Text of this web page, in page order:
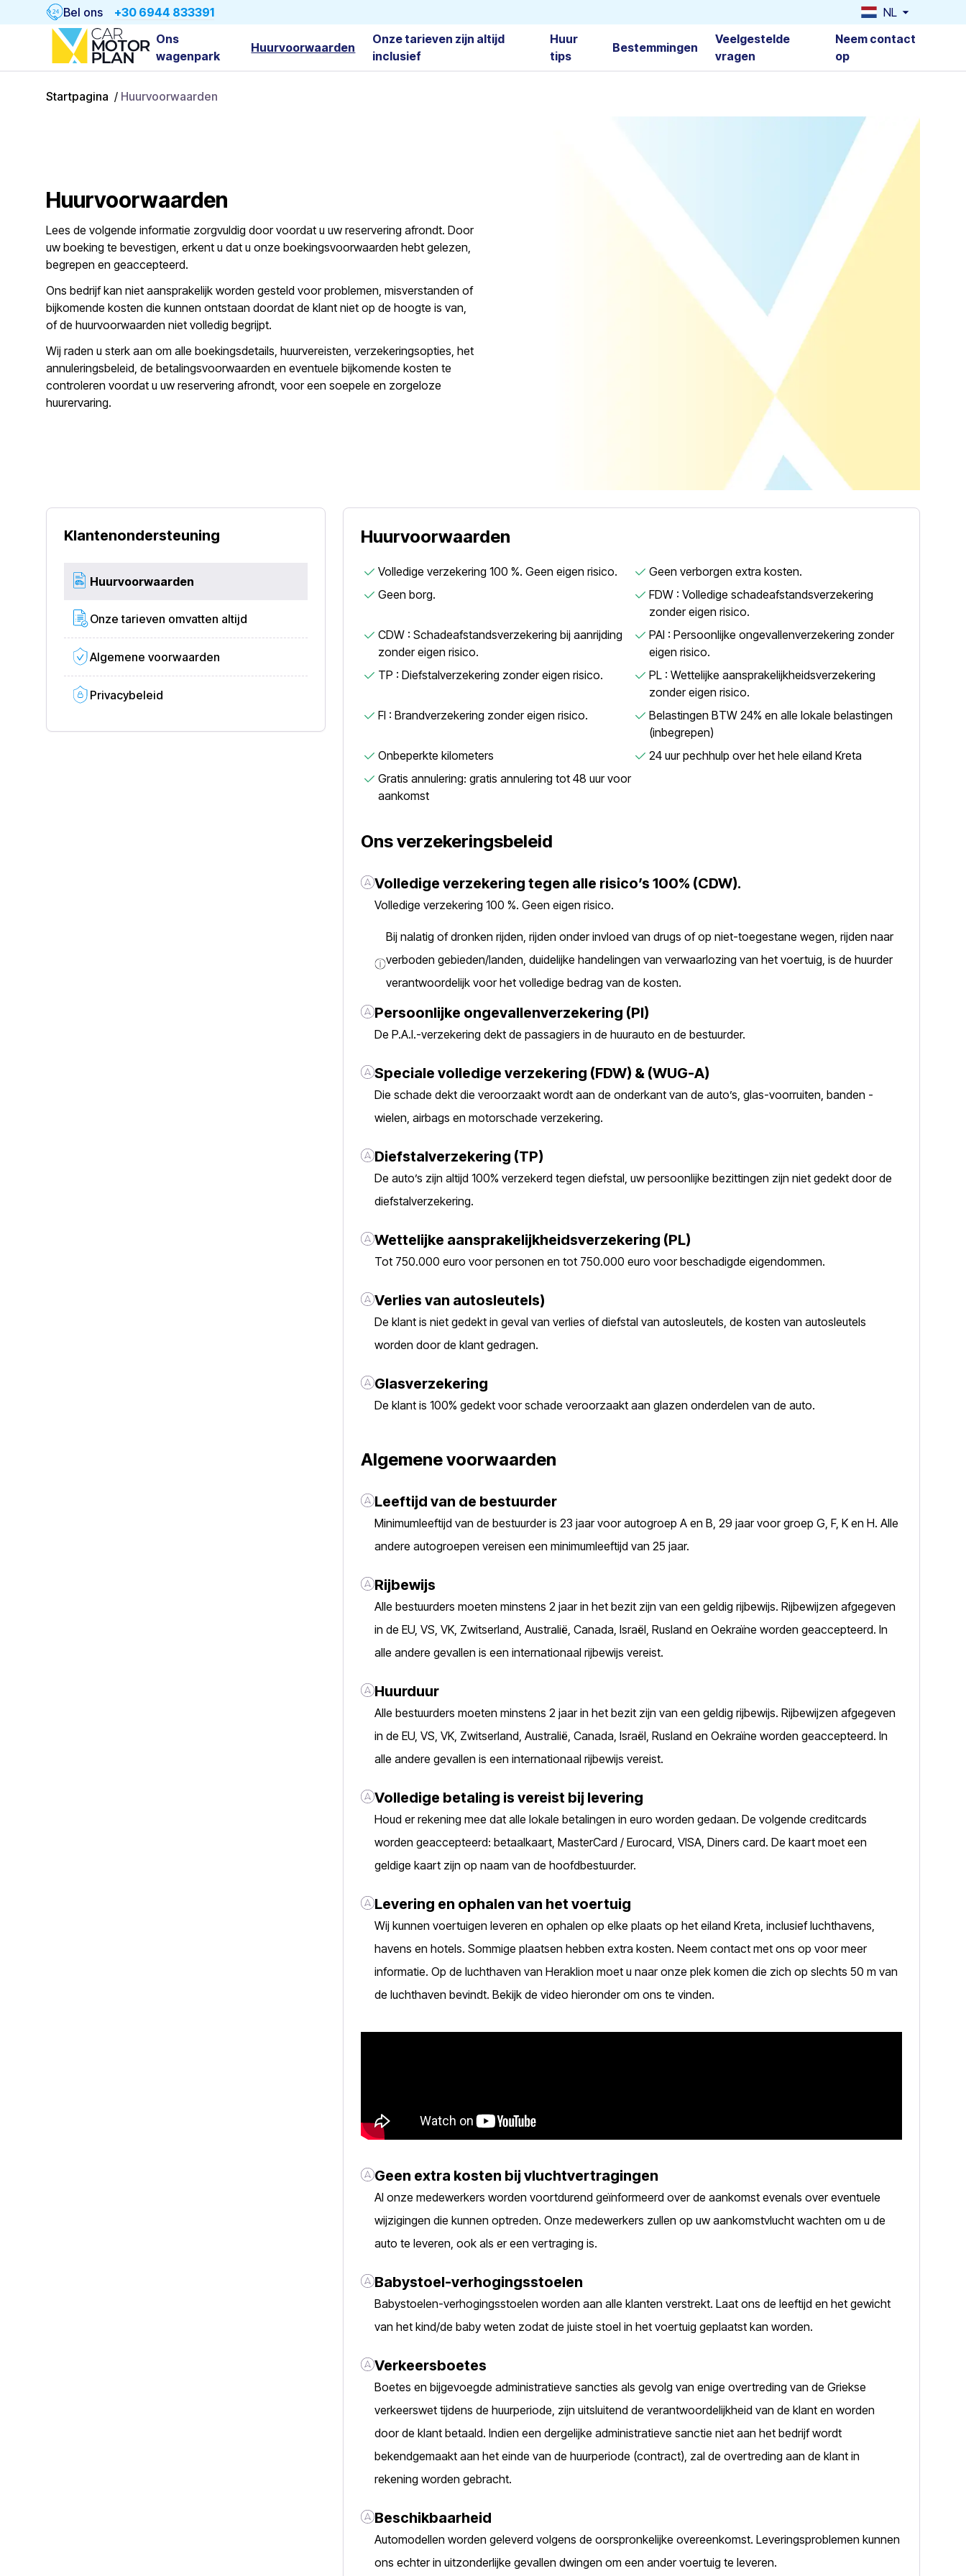
Bel ons +30 6944 833391
NL
Ons
wagenpark
Huurvoorwaarden
Onze tarieven zijn altijd
inclusief
Huur
tips
Bestemmingen
Veelgestelde
vragen
Neem contact
op
Startpagina / Huurvoorwaarden
Huurvoorwaarden
Lees de volgende informatie zorgvuldig door voordat u uw reservering afrondt. Door
uw boeking te bevestigen, erkent u dat u onze boekingsvoorwaarden hebt gelezen,
begrepen en geaccepteerd.
Ons bedrijf kan niet aansprakelijk worden gesteld voor problemen, misverstanden of
bijkomende kosten die kunnen ontstaan doordat de klant niet op de hoogte is van,
of de huurvoorwaarden niet volledig begrijpt.
Wij raden u sterk aan om alle boekingsdetails, huurvereisten, verzekeringsopties, het
annuleringsbeleid, de betalingsvoorwaarden en eventuele bijkomende kosten te
controleren voordat u uw reservering afrondt, voor een soepele en zorgeloze
huurervaring.
Klantenondersteuning
Huurvoorwaarden
Onze tarieven omvatten altijd
Algemene voorwaarden
Privacybeleid
Huurvoorwaarden
Volledige verzekering 100 %. Geen eigen risico.
Geen verborgen extra kosten.
Geen borg.
FDW : Volledige schadeafstandsverzekering
zonder eigen risico.
CDW : Schadeafstandsverzekering bij aanrijding
zonder eigen risico.
PAI : Persoonlijke ongevallenverzekering zonder
eigen risico.
TP : Diefstalverzekering zonder eigen risico.
PL : Wettelijke aansprakelijkheidsverzekering
zonder eigen risico.
FI : Brandverzekering zonder eigen risico.
Belastingen BTW 24% en alle lokale belastingen
(inbegrepen)
Onbeperkte kilometers
24 uur pechhulp over het hele eiland Kreta
Gratis annulering: gratis annulering tot 48 uur voor
aankomst
Ons verzekeringsbeleid
Volledige verzekering tegen alle risico’s 100% (CDW).
Volledige verzekering 100 %. Geen eigen risico.
Bij nalatig of dronken rijden, rijden onder invloed van drugs of op niet-toegestane wegen, rijden naar
verboden gebieden/landen, duidelijke handelingen van verwaarlozing van het voertuig, is de huurder
verantwoordelijk voor het volledige bedrag van de kosten.
Persoonlijke ongevallenverzekering (PI)
De P.A.I.-verzekering dekt de passagiers in de huurauto en de bestuurder.
Speciale volledige verzekering (FDW) & (WUG-A)
Die schade dekt die veroorzaakt wordt aan de onderkant van de auto’s, glas-voorruiten, banden -
wielen, airbags en motorschade verzekering.
Diefstalverzekering (TP)
De auto’s zijn altijd 100% verzekerd tegen diefstal, uw persoonlijke bezittingen zijn niet gedekt door de
diefstalverzekering.
Wettelijke aansprakelijkheidsverzekering (PL)
Tot 750.000 euro voor personen en tot 750.000 euro voor beschadigde eigendommen.
Verlies van autosleutels)
De klant is niet gedekt in geval van verlies of diefstal van autosleutels, de kosten van autosleutels
worden door de klant gedragen.
Glasverzekering
De klant is 100% gedekt voor schade veroorzaakt aan glazen onderdelen van de auto.
Algemene voorwaarden
Leeftijd van de bestuurder
Minimumleeftijd van de bestuurder is 23 jaar voor autogroep A en B, 29 jaar voor groep G, F, K en H. Alle
andere autogroepen vereisen een minimumleeftijd van 25 jaar.
Rijbewijs
Alle bestuurders moeten minstens 2 jaar in het bezit zijn van een geldig rijbewijs. Rijbewijzen afgegeven
in de EU, VS, VK, Zwitserland, Australië, Canada, Israël, Rusland en Oekraïne worden geaccepteerd. In
alle andere gevallen is een internationaal rijbewijs vereist.
Huurduur
Alle bestuurders moeten minstens 2 jaar in het bezit zijn van een geldig rijbewijs. Rijbewijzen afgegeven
in de EU, VS, VK, Zwitserland, Australië, Canada, Israël, Rusland en Oekraïne worden geaccepteerd. In
alle andere gevallen is een internationaal rijbewijs vereist.
Volledige betaling is vereist bij levering
Houd er rekening mee dat alle lokale betalingen in euro worden gedaan. De volgende creditcards
worden geaccepteerd: betaalkaart, MasterCard / Eurocard, VISA, Diners card. De kaart moet een
geldige kaart zijn op naam van de hoofdbestuurder.
Levering en ophalen van het voertuig
Wij kunnen voertuigen leveren en ophalen op elke plaats op het eiland Kreta, inclusief luchthavens,
havens en hotels. Sommige plaatsen hebben extra kosten. Neem contact met ons op voor meer
informatie. Op de luchthaven van Heraklion moet u naar onze plek komen die zich op slechts 50 m van
de luchthaven bevindt. Bekijk de video hieronder om ons te vinden.
Geen extra kosten bij vluchtvertragingen
Al onze medewerkers worden voortdurend geïnformeerd over de aankomst evenals over eventuele
wijzigingen die kunnen optreden. Onze medewerkers zullen op uw aankomstvlucht wachten om u de
auto te leveren, ook als er een vertraging is.
Babystoel-verhogingsstoelen
Babystoelen-verhogingsstoelen worden aan alle klanten verstrekt. Laat ons de leeftijd en het gewicht
van het kind/de baby weten zodat de juiste stoel in het voertuig geplaatst kan worden.
Verkeersboetes
Boetes en bijgevoegde administratieve sancties als gevolg van enige overtreding van de Griekse
verkeerswet tijdens de huurperiode, zijn uitsluitend de verantwoordelijkheid van de klant en worden
door de klant betaald. Indien een dergelijke administratieve sanctie niet aan het bedrijf wordt
bekendgemaakt aan het einde van de huurperiode (contract), zal de overtreding aan de klant in
rekening worden gebracht.
Beschikbaarheid
Automodellen worden geleverd volgens de oorspronkelijke overeenkomst. Leveringsproblemen kunnen
ons echter in uitzonderlijke gevallen dwingen om een ander voertuig te leveren.